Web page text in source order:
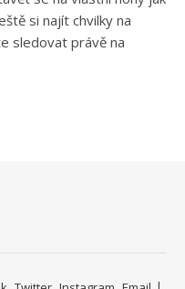
si najít chvilky na
sledovat právě na